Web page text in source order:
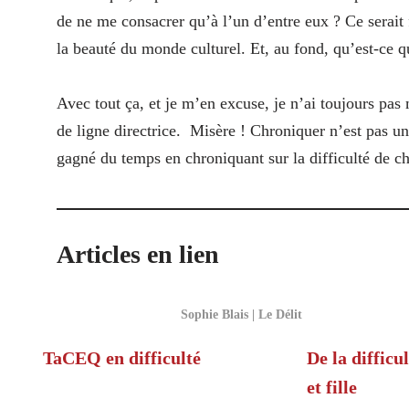
de ne me consacrer qu’à l’un d’entre eux ? Ce
la beauté du monde culturel. Et, au fond, qu’est-ce
Avec tout ça, et je m’en excuse, je n’ai toujours
de ligne directrice. Misère ! Chroniquer n’est pas
gagné du temps en chroniquant sur la difficulté de
Articles en lien
Sophie Blais | Le Délit
TaCEQ en difficulté
De la
et fille